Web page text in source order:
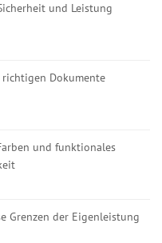
und Leistung
Dokumente
und funktionales
Grenzen der Eigenleistung